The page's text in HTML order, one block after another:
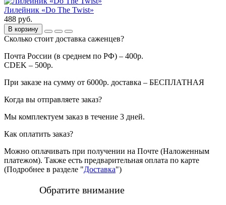
Лилейник «Do The Twist»
488 руб.
В корзину
Сколько стоит доставка саженцев?
Почта России (в среднем по РФ) – 400р.
CDEK – 500р.
При заказе на сумму от 6000р. доставка – БЕСПЛАТНАЯ
Когда вы отправляете заказ?
Мы комплектуем заказ в течение 3 дней.
Как оплатить заказ?
Можно оплачивать при получении на Почте (Наложенным
платежом). Также есть предварительная оплата по карте
(Подробнее в разделе "Доставка")
Обратите внимание